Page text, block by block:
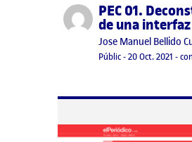
Publicat perPEC 01.
de una
Publicat per
Jose Manuel Bellido
Visibilitat:
Públic-Data de
20 Oct. 2021 20
-